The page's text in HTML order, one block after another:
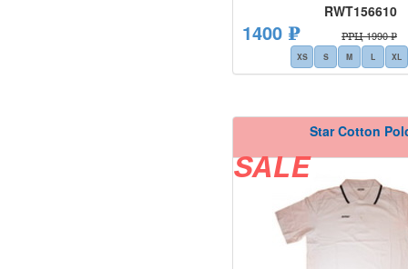
RWT156610
1400 ₽ РРЦ 1990 ₽
XS S M L XL
Star Cotton
SALE